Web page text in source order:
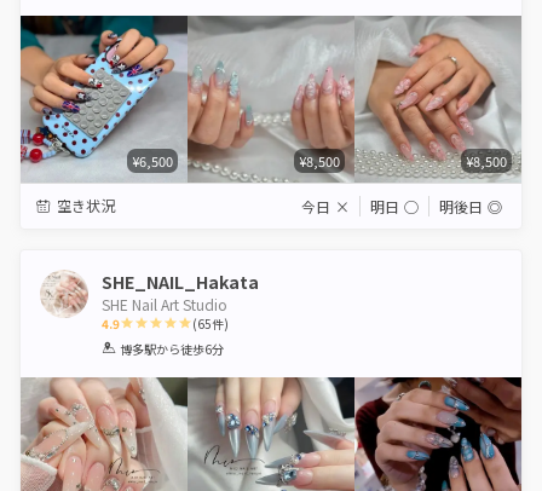
¥6,500 ¥8,500 ¥8,500
空き状況 今日 × 明日 ◯ 明後日 ◎
SHE_NAIL_Hakata
SHE Nail Art Studio
4.9
1 2 3 4 5
(65件)
博多駅から徒歩6分